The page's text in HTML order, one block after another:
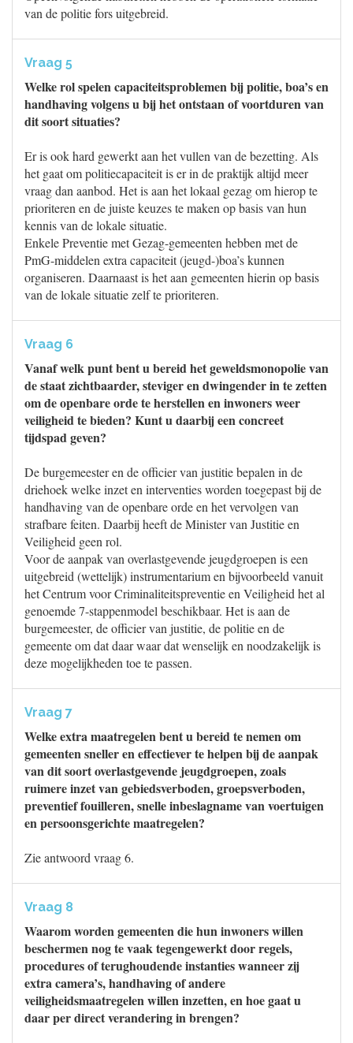
van de politie fors uitgebreid.
Vraag 5
Welke rol spelen capaciteitsproblemen bij politie, boa’s en
handhaving volgens u bij het ontstaan of voortduren van
dit soort situaties?
Er is ook hard gewerkt aan het vullen van de bezetting. Als
het gaat om politiecapaciteit is er in de praktijk altijd meer
vraag dan aanbod. Het is aan het lokaal gezag om hierop te
prioriteren en de juiste keuzes te maken op basis van hun
kennis van de lokale situatie.
Enkele Preventie met Gezag-gemeenten hebben met de
PmG-middelen extra capaciteit (jeugd-)boa’s kunnen
organiseren. Daarnaast is het aan gemeenten hierin op basis
van de lokale situatie zelf te prioriteren.
Vraag 6
Vanaf welk punt bent u bereid het geweldsmonopolie van
de staat zichtbaarder, steviger en dwingender in te zetten
om de openbare orde te herstellen en inwoners weer
veiligheid te bieden? Kunt u daarbij een concreet
tijdspad geven?
De burgemeester en de officier van justitie bepalen in de
driehoek welke inzet en interventies worden toegepast bij de
handhaving van de openbare orde en het vervolgen van
strafbare feiten. Daarbij heeft de Minister van Justitie en
Veiligheid geen rol.
Voor de aanpak van overlastgevende jeugdgroepen is een
uitgebreid (wettelijk) instrumentarium en bijvoorbeeld vanuit
het Centrum voor Criminaliteitspreventie en Veiligheid het al
genoemde 7-stappenmodel beschikbaar. Het is aan de
burgemeester, de officier van justitie, de politie en de
gemeente om dat daar waar dat wenselijk en noodzakelijk is
deze mogelijkheden toe te passen.
Vraag 7
Welke extra maatregelen bent u bereid te nemen om
gemeenten sneller en effectiever te helpen bij de aanpak
van dit soort overlastgevende jeugdgroepen, zoals
ruimere inzet van gebiedsverboden, groepsverboden,
preventief fouilleren, snelle inbeslagname van voertuigen
en persoonsgerichte maatregelen?
Zie antwoord vraag 6.
Vraag 8
Waarom worden gemeenten die hun inwoners willen
beschermen nog te vaak tegengewerkt door regels,
procedures of terughoudende instanties wanneer zij
extra camera’s, handhaving of andere
veiligheidsmaatregelen willen inzetten, en hoe gaat u
daar per direct verandering in brengen?